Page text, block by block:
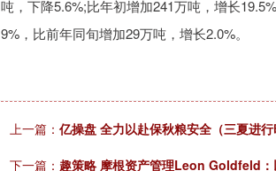
吨，下降5.6%;比年初增加241万吨，增长
9%，比前年同旬增加29万吨，增长2.0%。
上一篇： 亿操盘 全力以赴保秋粮安全（三夏进行
下一篇： 趣策略 摩根资产管理Leon Goldfeld